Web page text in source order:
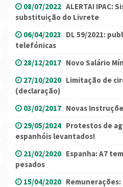
08/07/2022 ALERTA! IPAC:
substituição do Livrete
06/04/2023 DL 59/2021:
telefónicas
28/12/2017 Novo Salário
27/10/2020 Limitação de
(declaração)
03/02/2017 Novas
29/05/2024 Protestos de
espanhóis levantados!
21/02/2020 Espanha: A7
pesados
15/04/2020